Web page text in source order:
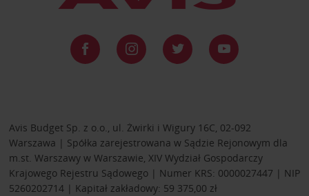
Avis Budget Sp. z o.o., ul. Żwirki i Wigury 16C, 02-092
Warszawa | Spółka zarejestrowana w Sądzie Rejonowym dla
m.st. Warszawy w Warszawie, XIV Wydział Gospodarczy
Krajowego Rejestru Sądowego | Numer KRS: 0000027447 | NIP
5260202714 | Kapitał zakładowy: 59 375,00 zł